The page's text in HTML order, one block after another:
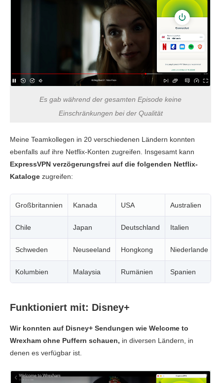
Es gab während der gesamten Episode keine
Einschränkungen bei der Qualität
Meine Teamkollegen in 20 verschiedenen Ländern konnten
ebenfalls auf ihre Netflix-Konten zugreifen. Insgesamt kann
ExpressVPN verzögerungsfrei auf die folgenden Netflix-
Kataloge zugreifen:
Großbritannien Kanada USA Australien
Chile Japan Deutschland Italien
Schweden Neuseeland Hongkong Niederlande
Kolumbien Malaysia Rumänien Spanien
Funktioniert mit: Disney+
Wir konnten auf Disney+ Sendungen wie Welcome to
Wrexham ohne Puffern schauen, in diversen Ländern, in
denen es verfügbar ist.